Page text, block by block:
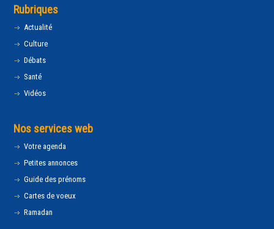
Rubriques
Actualité
Culture
Débats
Santé
Vidéos
Nos services web
Votre agenda
Petites annonces
Guide des prénoms
Cartes de voeux
Ramadan